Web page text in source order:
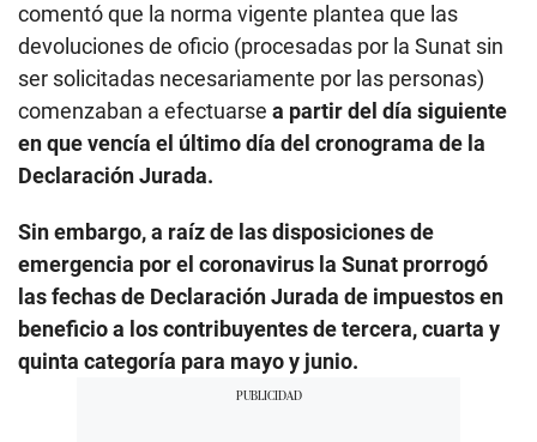
comentó que la norma vigente plantea que las
devoluciones de oficio (procesadas por la Sunat sin
ser solicitadas necesariamente por las personas)
comenzaban a efectuarse a partir del día siguiente
en que vencía el último día del cronograma de la
Declaración Jurada.
Sin embargo, a raíz de las disposiciones de
emergencia por el coronavirus la Sunat prorrogó
las fechas de Declaración Jurada de impuestos en
beneficio a los contribuyentes de tercera, cuarta y
quinta categoría para mayo y junio.